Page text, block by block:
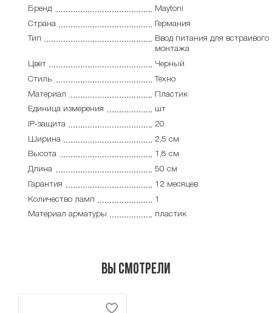
Бренд
Maytoni
Страна
Германия
Тип
Ввод питания для встраивого
монтажа
Цвет
Черный
Стиль
Техно
Материал
Пластик
Единица измерения
шт
IP-защита
20
Ширина
2,5 см
Высота
1,8 см
Длина
50 см
Гарантия
12 месяцев
Количество ламп
1
Материал арматуры
пластик
Вы смотрели